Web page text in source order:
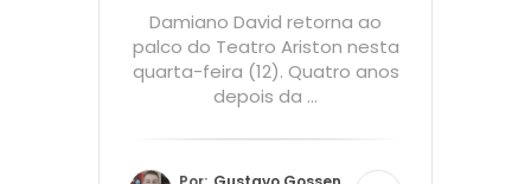
Damiano David retorna ao
palco do Teatro Ariston nesta
quarta-feira (12). Quatro anos
depois da ...